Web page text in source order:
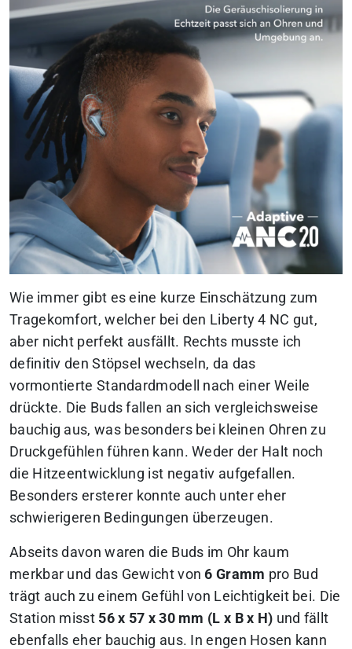
Wie immer gibt es eine kurze Einschätzung zum
Tragekomfort, welcher bei den Liberty 4 NC gut,
aber nicht perfekt ausfällt. Rechts musste ich
definitiv den Stöpsel wechseln, da das
vormontierte Standardmodell nach einer Weile
drückte. Die Buds fallen an sich vergleichsweise
bauchig aus, was besonders bei kleinen Ohren zu
Druckgefühlen führen kann. Weder der Halt noch
die Hitzeentwicklung ist negativ aufgefallen.
Besonders ersterer konnte auch unter eher
schwierigeren Bedingungen überzeugen.
Abseits davon waren die Buds im Ohr kaum
merkbar und das Gewicht von 6 Gramm pro Bud
trägt auch zu einem Gefühl von Leichtigkeit bei. Die
Station misst 56 x 57 x 30 mm (L x B x H) und fällt
ebenfalls eher bauchig aus. In engen Hosen kann